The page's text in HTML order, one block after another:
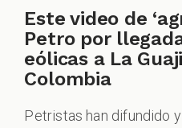
Este video de
Petro por
eólicas a La
Colombia
Petristas han difundido